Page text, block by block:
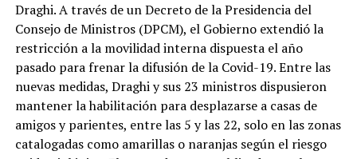
Draghi. A través de un Decreto de la Presidencia del
Consejo de Ministros (DPCM), el Gobierno extendió la
restricción a la movilidad interna dispuesta el año
pasado para frenar la difusión de la Covid-19. Entre las
nuevas medidas, Draghi y sus 23 ministros dispusieron
mantener la habilitación para desplazarse a casas de
amigos y parientes, entre las 5 y las 22, solo en las zonas
catalogadas como amarillas o naranjas según el riesgo